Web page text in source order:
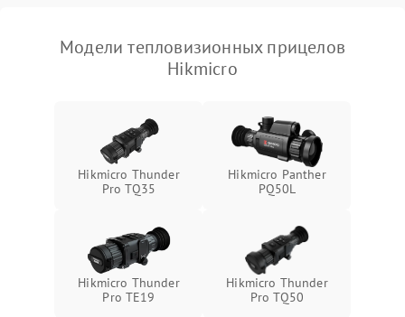
Неисправность системы
перенапряжения
Подробнее →
Неисправность системы
защиты от перегрева
1500 ₽ Подробнее →
Модели тепловизионных прицелов
Hikmicro
Hikmicro Thunder
Pro TQ35
Hikmicro Panther
PQ50L
Hikmicro Thunder
Pro TE19
Hikmicro Thunder
Pro TQ50